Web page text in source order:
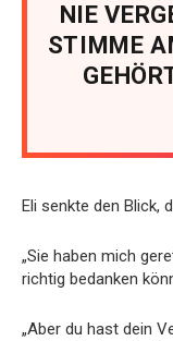
NIE
STIMME
Eli senkte den Blick,
„Sie haben mich
richtig bedanken
„Aber du hast dein